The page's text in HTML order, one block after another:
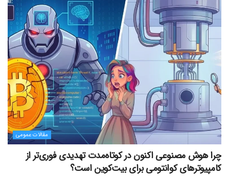
مقالات عمومی
چرا هوش مصنوعی اکنون در کوتاه‌مدت تهدیدی فوری‌تر از
کامپیوترهای کوانتومی برای بیت‌کوین است؟